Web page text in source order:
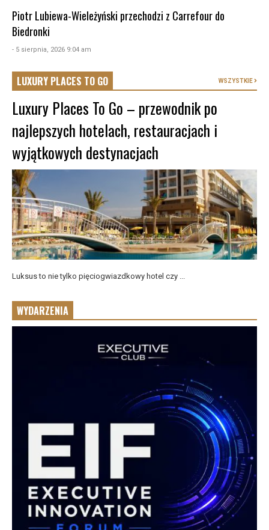
Piotr Lubiewa-Wieleżyński przechodzi z Carrefour do
Biedronki
- 5 sierpnia, 2026 9:04 am
LUXURY PLACES TO GO WSZYSTKIE
Luxury Places To Go – przewodnik po
najlepszych hotelach, restauracjach i
wyjątkowych destynacjach
Luksus to nie tylko pięciogwiazdkowy hotel czy ...
WYDARZENIA